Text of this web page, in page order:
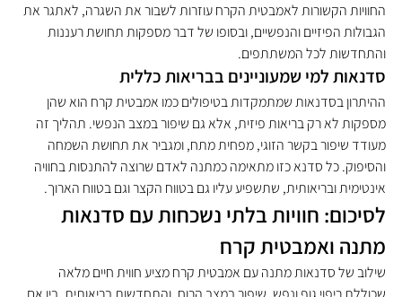
החוויות הקשורות לאמבטית הקרח עוזרות לשבור את השגרה, לאתגר את
הגבולות הפיזיים והנפשיים, ובסופו של דבר מספקות תחושת רעננות
והתחדשות לכל המשתתפים.
סדנאות למי שמעוניינים בבריאות כללית
ההיתרון בסדנאות שמתמקדות בטיפולים כמו אמבטית קרח הוא שהן
מספקות לא רק בריאות פיזית, אלא גם שיפור במצב הנפשי. תהליך זה
מעודד שיפור בקשר הזוגי, מפחית מתח, ומגביר את תחושת השמחה
והסיפוק. כל סדנא כזו מתאימה כמתנה לאדם שרוצה להתנסות בחוויה
אינטימית ובריאותית, שתשפיע עליו גם בטווח הקצר וגם בטווח הארוך.
לסיכום: חוויות בלתי נשכחות עם סדנאות
מתנה ואמבטית קרח
שילוב של סדנאות מתנה עם אמבטית קרח מציע חווית חיים מלאה